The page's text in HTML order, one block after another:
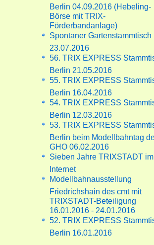
Berlin 04.09.2016 (Hebeling-
Börse mit TRIX-
Förderbandanlage)
Spontaner Gartenstammtisch
23.07.2016
56. TRIX EXPRESS
Berlin 21.05.2016
55. TRIX EXPRESS
Berlin 16.04.2016
54. TRIX EXPRESS
Berlin 12.03.2016
53. TRIX EXPRESS
Berlin beim Modellbahntag
GHO 06.02.2016
Sieben Jahre TRIXSTADT im
Internet
Modellbahnausstellung
Friedrichshain des cmt mit
TRIXSTADT-Beteiligung
16.01.2016 - 24.01.2016
52. TRIX EXPRESS
Berlin 16.01.2016